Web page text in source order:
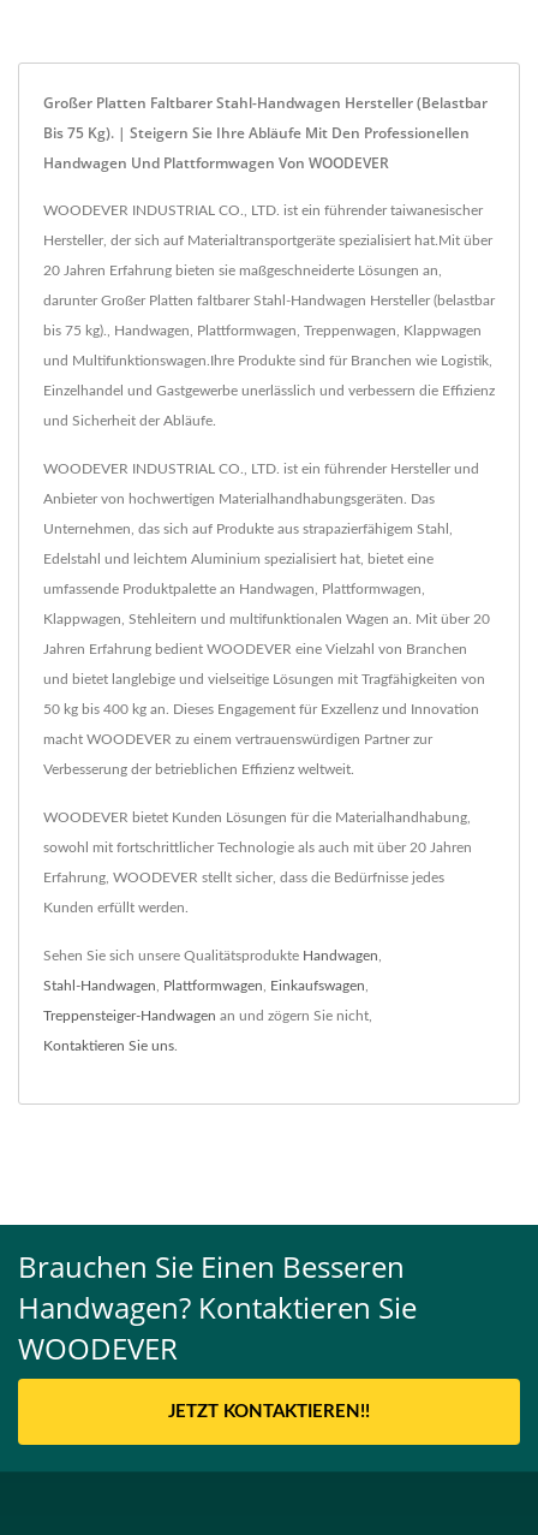
Großer Platten Faltbarer Stahl-Handwagen Hersteller (belastbar
Bis 75 Kg). | Steigern Sie Ihre Abläufe Mit Den Professionellen
Handwagen Und Plattformwagen Von WOODEVER
WOODEVER INDUSTRIAL CO., LTD. ist ein führender taiwanesischer
Hersteller, der sich auf Materialtransportgeräte spezialisiert hat.Mit über
20 Jahren Erfahrung bieten sie maßgeschneiderte Lösungen an,
darunter Großer Platten faltbarer Stahl-Handwagen Hersteller (belastbar
bis 75 kg)., Handwagen, Plattformwagen, Treppenwagen, Klappwagen
und Multifunktionswagen.Ihre Produkte sind für Branchen wie Logistik,
Einzelhandel und Gastgewerbe unerlässlich und verbessern die Effizienz
und Sicherheit der Abläufe.
WOODEVER INDUSTRIAL CO., LTD. ist ein führender Hersteller und
Anbieter von hochwertigen Materialhandhabungsgeräten. Das
Unternehmen, das sich auf Produkte aus strapazierfähigem Stahl,
Edelstahl und leichtem Aluminium spezialisiert hat, bietet eine
umfassende Produktpalette an Handwagen, Plattformwagen,
Klappwagen, Stehleitern und multifunktionalen Wagen an. Mit über 20
Jahren Erfahrung bedient WOODEVER eine Vielzahl von Branchen
und bietet langlebige und vielseitige Lösungen mit Tragfähigkeiten von
50 kg bis 400 kg an. Dieses Engagement für Exzellenz und Innovation
macht WOODEVER zu einem vertrauenswürdigen Partner zur
Verbesserung der betrieblichen Effizienz weltweit.
WOODEVER bietet Kunden Lösungen für die Materialhandhabung,
sowohl mit fortschrittlicher Technologie als auch mit über 20 Jahren
Erfahrung, WOODEVER stellt sicher, dass die Bedürfnisse jedes
Kunden erfüllt werden.
Sehen Sie sich unsere Qualitätsprodukte Handwagen
Stahl-Handwagen Plattformwagen Einkaufswagen
Treppensteiger-Handwagen an und zögern Sie nicht,
Kontaktieren Sie uns
Brauchen Sie Einen Besseren
Handwagen? Kontaktieren Sie
WOODEVER
JETZT KONTAKTIEREN!!